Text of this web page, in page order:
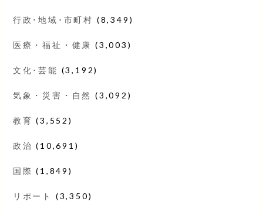
行政･地域･市町村 (8,349)
医療・福祉・健康 (3,003)
文化･芸能 (3,192)
気象・災害・自然 (3,092)
教育 (3,552)
政治 (10,691)
国際 (1,849)
リポート (3,350)